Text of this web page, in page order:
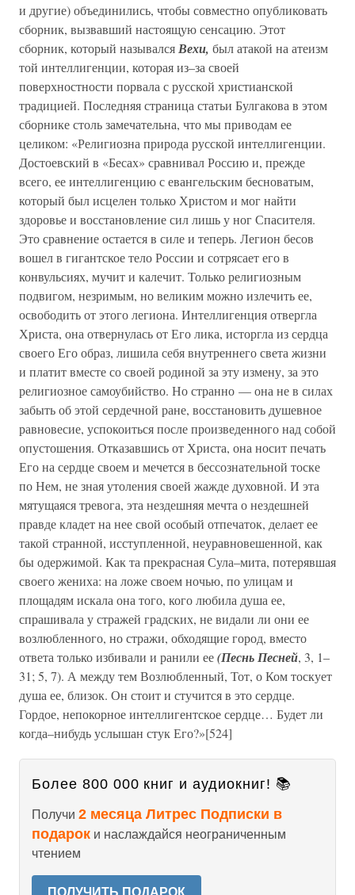
и другие) объединились, чтобы совместно опубликовать
сборник, вызвавший настоящую сенсацию. Этот
сборник, который называлсяВехи, был атакой на атеизм
той интеллигенции, которая из–за своей
поверхностности порвала с русской христианской
традицией. Последняя страница статьи Булгакова в этом
сборнике столь замечательна, что мы приводам ее
целиком: «Религиозна природа русской интеллигенции.
Достоевский в «Бесах» сравнивал Россию и, прежде
всего, ее интеллигенцию с евангельским бесноватым,
который был исцелен только Христом и мог найти
здоровье и восстановление сил лишь у ног Спасителя.
Это сравнение остается в силе и теперь. Легион бесов
вошел в гигантское тело России и сотрясает его в
конвульсиях, мучит и калечит. Только религиозным
подвигом, незримым, но великим можно излечить ее,
освободить от этого легиона. Интеллигенция отвергла
Христа, она отвернулась от Его лика, исторгла из сердца
своего Его образ, лишила себя внутреннего света жизни
и платит вместе со своей родиной за эту измену, за это
религиозное самоубийство. Но странно — она не в силах
забыть об этой сердечной ране, восстановить душевное
равновесие, успокоиться после произведенного над собой
опустошения. Отказавшись от Христа, она носит печать
Его на сердце своем и мечется в бессознательной тоске
по Нем, не зная утоления своей жажде духовной. И эта
мятущаяся тревога, эта нездешняя мечта о нездешней
правде кладет на нее свой особый отпечаток, делает ее
такой странной, исступленной, неуравновешенной, как
бы одержимой. Как та прекрасная Сула–мита, потерявшая
своего жениха: на ложе своем ночью, по улицам и
площадям искала она того, кого любила душа ее,
спрашивала у стражей градских, не видали ли они ее
возлюбленного, но стражи, обходящие город, вместо
ответа только избивали и ранили ее(Песнь Песней, 3, 1–
31; 5, 7). А между тем Возлюбленный, Тот, о Ком тоскует
душа ее, близок. Он стоит и стучится в это сердце.
Гордое, непокорное интеллигентское сердце… Будет ли
когда–нибудь услышан стук Его?»[524]
Более 800 000 книг и аудиокниг! 📚
Получи 2 месяца Литрес Подписки в
подарок и наслаждайся неограниченным
чтением
ПОЛУЧИТЬ ПОДАРОК